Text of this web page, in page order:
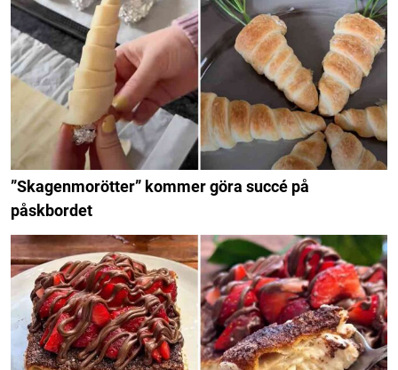
”Skagenmorötter” kommer göra succé på
påskbordet